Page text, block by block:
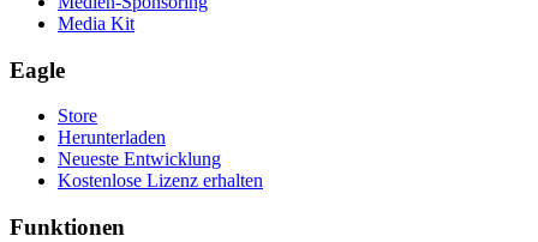
Media Kit
Eagle
Store
Herunterladen
Neueste Entwicklung
Kostenlose Lizenz erhalten
Funktionen